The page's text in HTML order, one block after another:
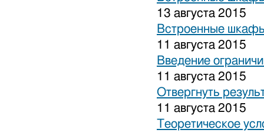
13 августа 2015
Встроенные
11 августа 2015
Введение
11 августа 2015
Отвергнуть
11 августа 2015
Теоретическое